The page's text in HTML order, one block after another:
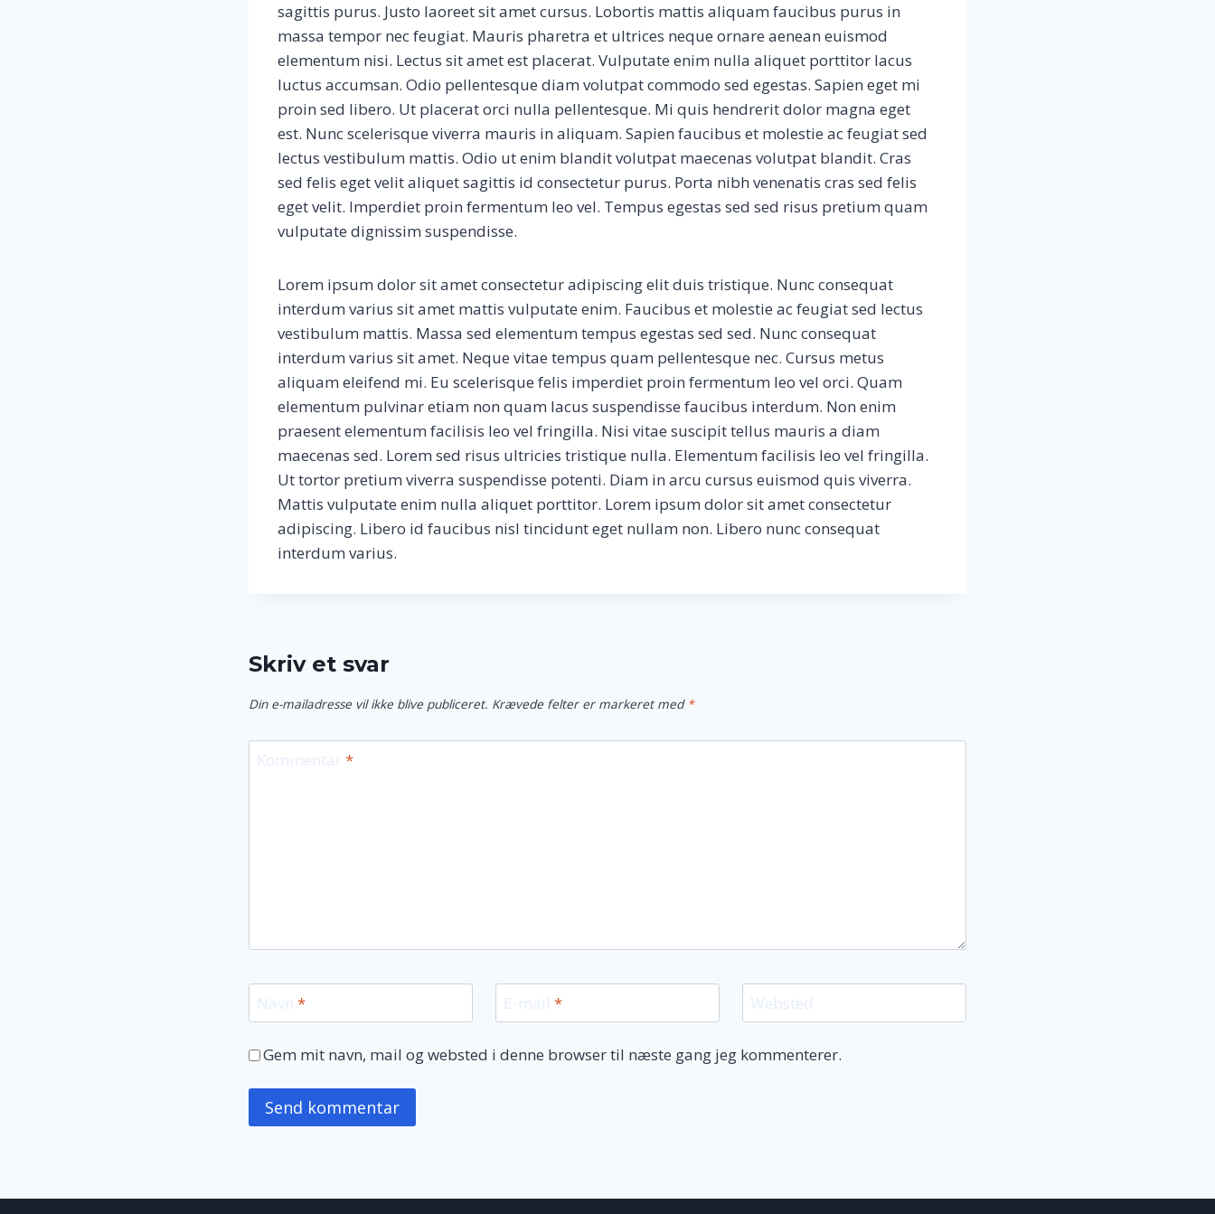
sagittis purus. Justo laoreet sit amet cursus. Lobortis mattis aliquam faucibus purus in
massa tempor nec feugiat. Mauris pharetra et ultrices neque ornare aenean euismod
elementum nisi. Lectus sit amet est placerat. Vulputate enim nulla aliquet porttitor lacus
luctus accumsan. Odio pellentesque diam volutpat commodo sed egestas. Sapien eget mi
proin sed libero. Ut placerat orci nulla pellentesque. Mi quis hendrerit dolor magna eget
est. Nunc scelerisque viverra mauris in aliquam. Sapien faucibus et molestie ac feugiat sed
lectus vestibulum mattis. Odio ut enim blandit volutpat maecenas volutpat blandit. Cras
sed felis eget velit aliquet sagittis id consectetur purus. Porta nibh venenatis cras sed felis
eget velit. Imperdiet proin fermentum leo vel. Tempus egestas sed sed risus pretium quam
vulputate dignissim suspendisse.
Lorem ipsum dolor sit amet consectetur adipiscing elit duis tristique. Nunc consequat
interdum varius sit amet mattis vulputate enim. Faucibus et molestie ac feugiat sed lectus
vestibulum mattis. Massa sed elementum tempus egestas sed sed. Nunc consequat
interdum varius sit amet. Neque vitae tempus quam pellentesque nec. Cursus metus
aliquam eleifend mi. Eu scelerisque felis imperdiet proin fermentum leo vel orci. Quam
elementum pulvinar etiam non quam lacus suspendisse faucibus interdum. Non enim
praesent elementum facilisis leo vel fringilla. Nisi vitae suscipit tellus mauris a diam
maecenas sed. Lorem sed risus ultricies tristique nulla. Elementum facilisis leo vel fringilla.
Ut tortor pretium viverra suspendisse potenti. Diam in arcu cursus euismod quis viverra.
Mattis vulputate enim nulla aliquet porttitor. Lorem ipsum dolor sit amet consectetur
adipiscing. Libero id faucibus nisl tincidunt eget nullam non. Libero nunc consequat
interdum varius.
Skriv et svar
Din e-mailadresse vil ikke blive publiceret. Krævede felter er markeret med *
Kommentar *
Navn * E-mail * Websted
Gem mit navn, mail og websted i denne browser til næste gang jeg kommenterer.